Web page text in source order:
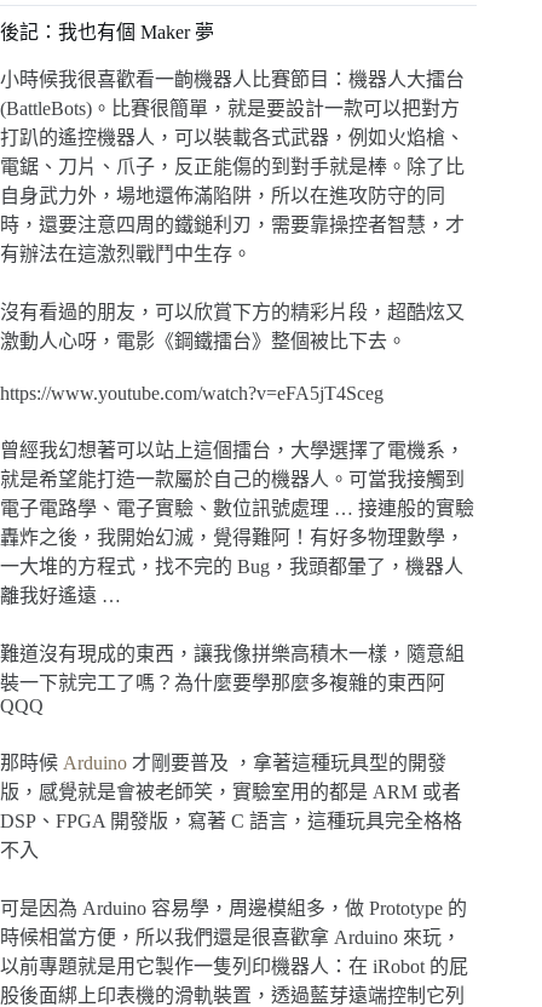
後記：我也有個 Maker 夢
小時候我很喜歡看一齣機器人比賽節目：機器人大擂台
(BattleBots) 。比賽很簡單，就是要設計一款可以把對方
打趴的遙控機器人，可以裝載各式武器，例如火焰槍、
電鋸、刀片、爪子，反正能傷的到對手就是棒。除了比
自身武力外，場地還佈滿陷阱，所以在進攻防守的同
時，還要注意四周的鐵鎚利刃，需要靠操控者智慧，才
有辦法在這激烈戰鬥中生存。
沒有看過的朋友，可以欣賞下方的精彩片段，超酷炫又
激動人心呀，電影《鋼鐵擂台》整個被比下去。
https://www.youtube.com/watch?v=eFA5jT4Sceg
曾經我幻想著可以站上這個擂台，大學選擇了電機系，
就是希望能打造一款屬於自己的機器人。可當我接觸到
電子電路學、電子實驗、數位訊號處理 … 接連般的實驗
轟炸之後，我開始幻滅，覺得難阿！有好多物理數學，
一大堆的方程式，找不完的 Bug ，我頭都暈了，機器人
離我好遙遠 …
難道沒有現成的東西，讓我像拼樂高積木一樣，隨意組
裝一下就完工了嗎？為什麼要學那麼多複雜的東西阿
QQQ
那時候 Arduino 才剛要普及 ，拿著這種玩具型的開發
版，感覺就是會被老師笑，實驗室用的都是 ARM 或者
DSP、FPGA 開發版，寫著 C 語言，這種玩具完全格格
不入
可是因為 Arduino 容易學，周邊模組多，做 Prototype 的
時候相當方便，所以我們還是很喜歡拿 Arduino 來玩，
以前專題就是用它製作一隻列印機器人：在 iRobot 的屁
股後面綁上印表機的滑軌裝置，透過藍芽遠端控制它列